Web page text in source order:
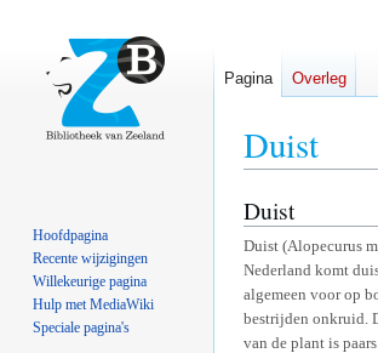
Duist
Naar
navigatie
springen
Naar
zoeken
springen
Duist
Duist (Alopecurus
Nederland komt
algemeen voor op
bestrijden onkruid.
van de plant is
Pagina Overleg
Hoofdpagina
Recente wijzigingen
Willekeurige pagina
Hulp met MediaWiki
Speciale pagina's